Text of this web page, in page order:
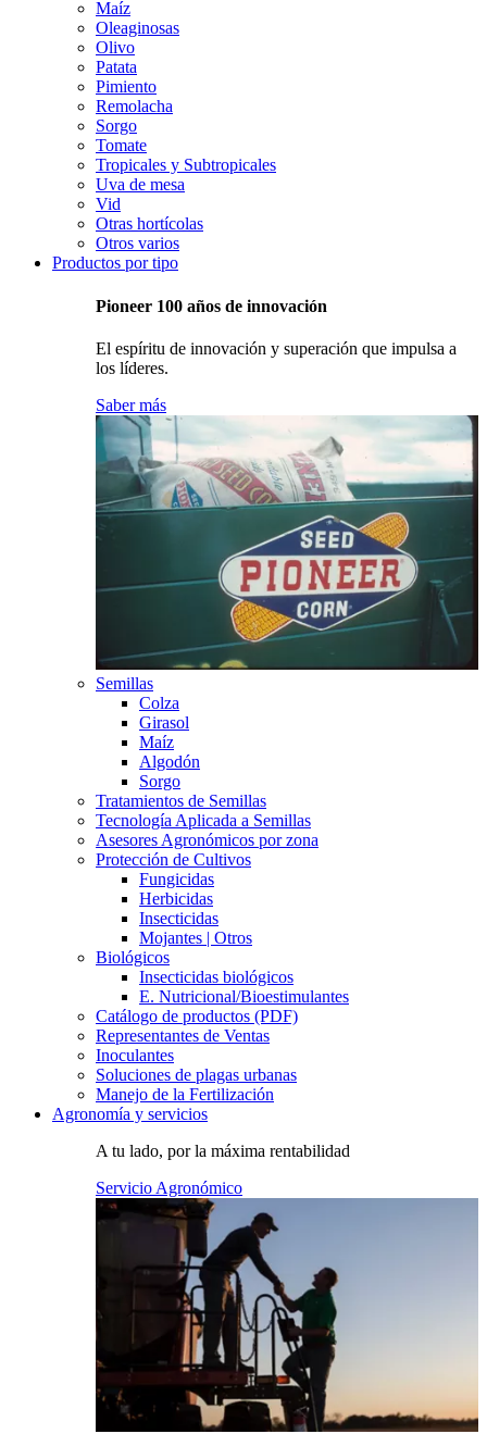
Maíz
Oleaginosas
Olivo
Patata
Pimiento
Remolacha
Sorgo
Tomate
Tropicales y Subtropicales
Uva de mesa
Vid
Otras hortícolas
Otros varios
Productos por tipo
Pioneer 100 años de innovación
El espíritu de innovación y superación que impulsa a
los líderes.
Saber más
Semillas
Colza
Girasol
Maíz
Algodón
Sorgo
Tratamientos de Semillas
Tecnología Aplicada a Semillas
Asesores Agronómicos por zona
Protección de Cultivos
Fungicidas
Herbicidas
Insecticidas
Mojantes | Otros
Biológicos
Insecticidas biológicos
E. Nutricional/Bioestimulantes
Catálogo de productos (PDF)
Representantes de Ventas
Inoculantes
Soluciones de plagas urbanas
Manejo de la Fertilización
Agronomía y servicios
A tu lado, por la máxima rentabilidad
Servicio Agronómico